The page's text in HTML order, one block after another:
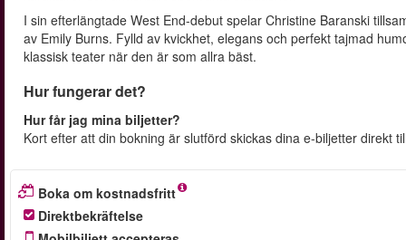
I sin efterlängtade West End-debut spelar Christine Baranski
av Emily Burns. Fylld av kvickhet, elegans och perfekt tajmad
klassisk teater när den är som allra bäst.
Hur fungerar det?
Hur får jag mina biljetter?
Kort efter att din bokning är slutförd skickas dina e-biljetter direkt
Boka om kostnadsfritt
Direktbekräftelse